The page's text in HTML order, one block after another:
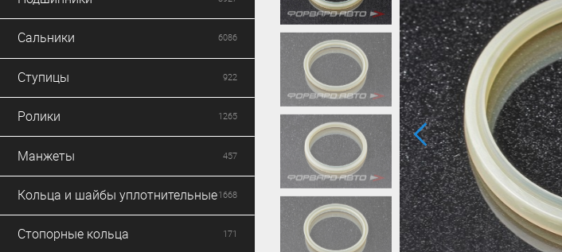
Сальники 6086
Ступицы 922
Ролики 1265
Манжеты 457
Кольца и шайбы уплотнительные1668
Стопорные кольца 171